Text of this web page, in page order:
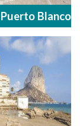
Blanco